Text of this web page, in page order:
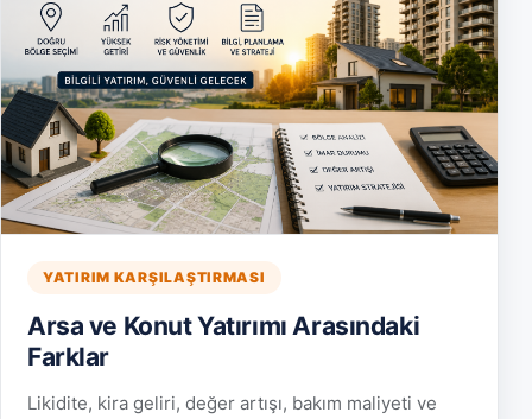
YATIRIM KARŞILAŞTIRMASI
Arsa ve Konut Yatırımı Arasındaki
Farklar
Likidite, kira geliri, değer artışı, bakım maliyeti ve